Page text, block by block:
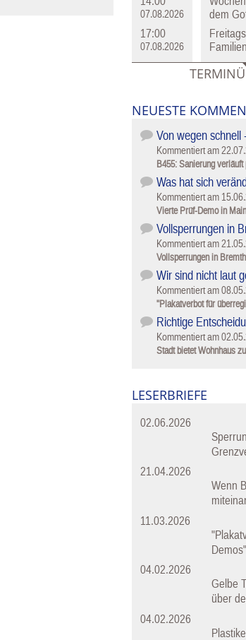
07.08.2026
dem
17:00
07.08.2026
NEUESTE
Von wegen schnell
Kommentiert am
B455: Sanierung
Was hat sich
Kommentiert am
Vierte Prüf-Demo in
Vollsperrungen in
Kommentiert am
Vollsperrungen in
Wir sind nicht laut
Kommentiert am
"Plakatverbot für
Richtige
Kommentiert am
Stadt bietet Wohnhaus
LESERBRIEFE
02.06.2026
21.04.2026
Wenn
11.03.2026
Demos"
04.02.2026
Gelbe
über
04.02.2026